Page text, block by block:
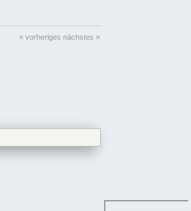
« vorheriges nächstes »